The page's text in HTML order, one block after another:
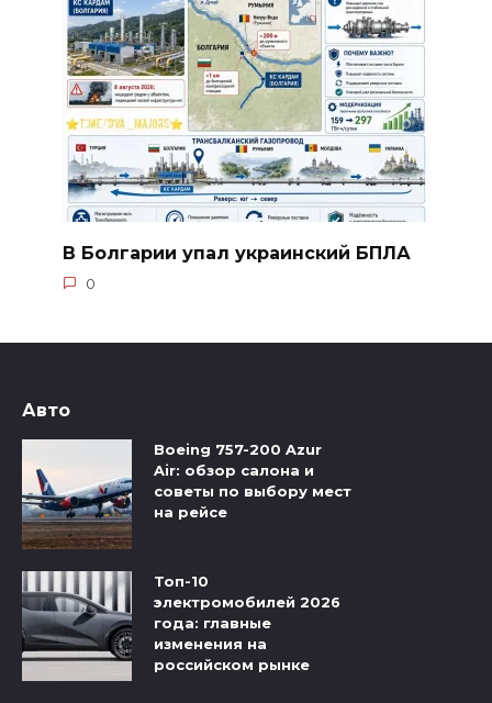
В Болгарии упал украинский БПЛА
0
Авто
Boeing 757-200 Azur
Air: обзор салона и
советы по выбору мест
на рейсе
Топ-10
электромобилей 2026
года: главные
изменения на
российском рынке